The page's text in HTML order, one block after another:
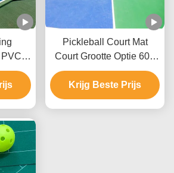
Pickleball Court Mat
Court Grootte Optie 60 *
30ft voor langdurige
prestaties
Krijg Beste Prijs